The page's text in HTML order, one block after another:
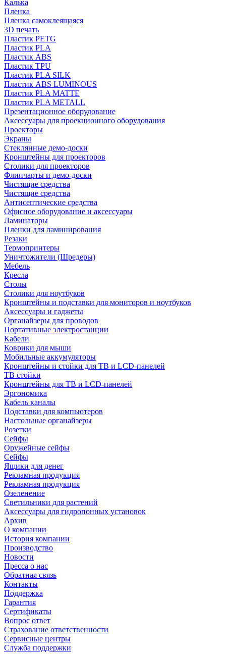
Калька
Пленка
Пленка самоклеящаяся
3D печать
Пластик PETG
Пластик PLA
Пластик ABS
Пластик TPU
Пластик PLA SILK
Пластик ABS LUMINOUS
Пластик PLA MATTE
Пластик PLA METALL
Презентационное оборудование
Аксессуары для проекционного оборудования
Проекторы
Экраны
Стеклянные демо-доски
Кронштейны для проекторов
Столики для проекторов
Флипчарты и демо-доски
Чистящие средства
Чистящие средства
Антисептические средства
Офисное оборудование и аксессуары
Ламинаторы
Пленки для ламинирования
Резаки
Термопринтеры
Уничтожители (Шредеры)
Мебель
Кресла
Столы
Столики для ноутбуков
Кронштейны и подставки для мониторов и ноутбуков
Аксессуары и гаджеты
Органайзеры для проводов
Портативные электростанции
Кабели
Коврики для мыши
Мобильные аккумуляторы
Кронштейны и стойки для ТВ и LCD-панелей
ТВ стойки
Кронштейны для ТВ и LCD-панелей
Эргономика
Кабель каналы
Подставки для компьютеров
Настольные органайзеры
Розетки
Сейфы
Оружейные сейфы
Сейфы
Ящики для денег
Рекламная продукция
Рекламная продукция
Озеленение
Светильники для растений
Аксессуары для гидропонных установок
Архив
О компании
История компании
Производство
Новости
Пресса о нас
Обратная связь
Контакты
Поддержка
Гарантия
Сертификаты
Вопрос ответ
Страхование ответственности
Сервисные центры
Служба поддержки